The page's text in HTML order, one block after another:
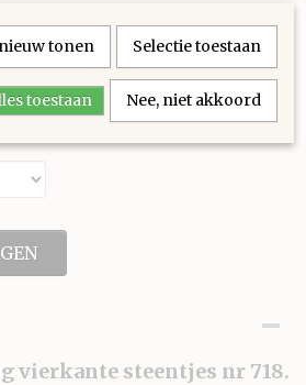
nr 718
vierkante steentjes nr 718.
tonen Selectie toestaan
toestaan Nee, niet akkoord